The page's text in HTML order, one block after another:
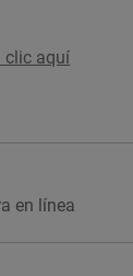
clic aquí
en línea